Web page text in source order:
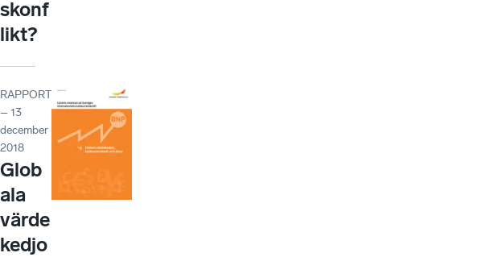
skonf
likt?
RAPPORT
– 13
december
2018
Glob
ala
värde
kedjo